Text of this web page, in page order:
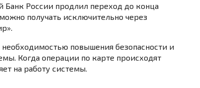
Банк России продлил переход до конца
получать исключительно через
повышения безопасности и
Когда операции по карте происходят
на работу системы.